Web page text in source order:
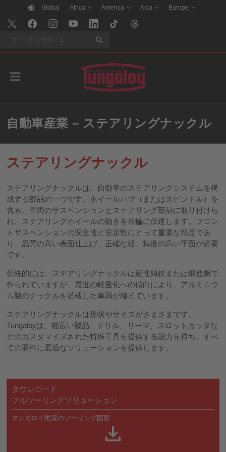
Global Africa America Asia Europe
自動車産業 – ステアリングナックル
ステアリングナックル
ステアリングナックルは、自動車のステアリングシステムを構
成する部品の一つです。ホイールハブ（またはスピンドル）を
含み、車両のサスペンションとステアリング部品に取り付けら
れ、ステアリングホイールの動きを前輪に伝達します。フロン
トサスペンションの安全性と安定性にとって重要な部品であ
り、品質の高い表面仕上げ、正確な径、精度の高い平面が必要
です。
伝統的には、ステアリングナックルは延性鋳鉄または鍛造鋼で
作られていますが、最近の軽量化への傾向により、アルミニウ
ム製のナックルを搭載した車両が増えています。
ステアリングナックルは形状やサイズがさまざまです。
Tungaloyは、幅広い製品、ドリル、リーマ、スロットカッタな
どのカスタマイズされた特殊工具を提供する能力を持ち、すべ
ての要件に最適なソリューションを提供します。
ダウンロード
フルツーリングソリューション
タンガロイ推奨のツーリング図面